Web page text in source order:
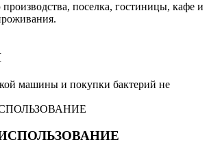
поселка, гостиницы, кафе и
машины и покупки бактерий не